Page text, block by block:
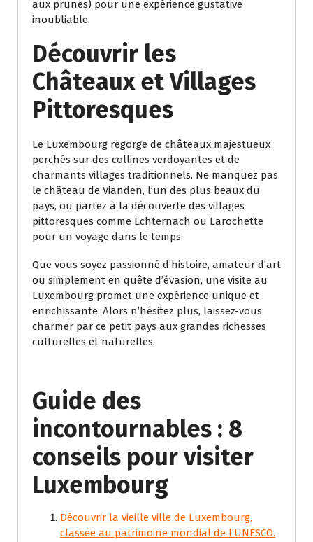
aux prunes) pour une expérience gustative
inoubliable.
Découvrir les
Châteaux et Villages
Pittoresques
Le Luxembourg regorge de châteaux majestueux
perchés sur des collines verdoyantes et de
charmants villages traditionnels. Ne manquez pas
le château de Vianden, l’un des plus beaux du
pays, ou partez à la découverte des villages
pittoresques comme Echternach ou Larochette
pour un voyage dans le temps.
Que vous soyez passionné d’histoire, amateur d’art
ou simplement en quête d’évasion, une visite au
Luxembourg promet une expérience unique et
enrichissante. Alors n’hésitez plus, laissez-vous
charmer par ce petit pays aux grandes richesses
culturelles et naturelles.
Guide des
incontournables : 8
conseils pour visiter
Luxembourg
Découvrir la vieille ville de Luxembourg,
classée au patrimoine mondial de l’UNESCO.